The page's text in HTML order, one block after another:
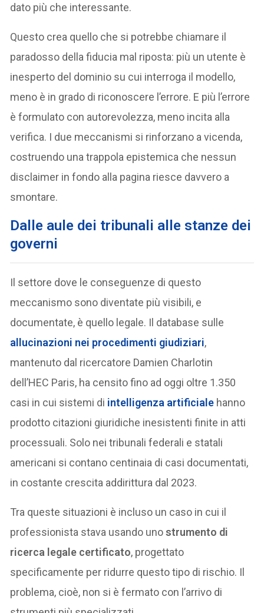
dato più che interessante.
Questo crea quello che si potrebbe chiamare il
paradosso della fiducia mal riposta: più un utente è
inesperto del dominio su cui interroga il modello,
meno è in grado di riconoscere l’errore. E più l’errore
è formulato con autorevolezza, meno incita alla
verifica. I due meccanismi si rinforzano a vicenda,
costruendo una trappola epistemica che nessun
disclaimer in fondo alla pagina riesce davvero a
smontare.
Dalle aule dei tribunali alle stanze dei
governi
Il settore dove le conseguenze di questo
meccanismo sono diventate più visibili, e
documentate, è quello legale. Il database sulle
allucinazioni nei procedimenti giudiziari,
mantenuto dal ricercatore Damien Charlotin
dell’HEC Paris, ha censito fino ad oggi oltre 1.350
casi in cui sistemi di intelligenza artificiale hanno
prodotto citazioni giuridiche inesistenti finite in atti
processuali. Solo nei tribunali federali e statali
americani si contano centinaia di casi documentati,
in costante crescita addirittura dal 2023.
Tra queste situazioni è incluso un caso in cui il
professionista stava usando unostrumento di
ricerca legale certificato, progettato
specificamente per ridurre questo tipo di rischio. Il
problema, cioè, non si è fermato con l’arrivo di